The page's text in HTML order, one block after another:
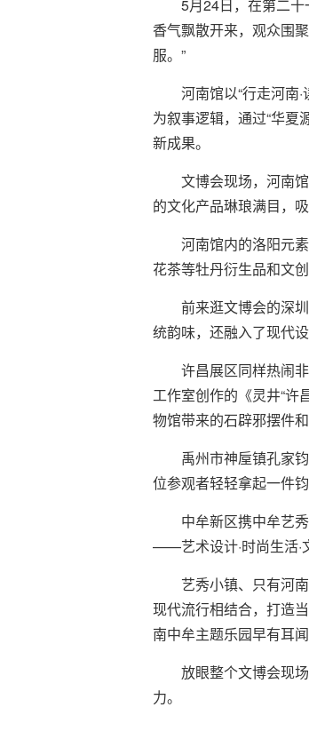
5月24日，在第二
香气飘散开来，观众围
服。”
河南馆以“行走河南
为叙事逻辑，通过“华夏
新成果。
文博会现场，河南
的文化产品琳琅满目，
河南馆内的洛阳元
花茶等牡丹衍生品和文
前来逛文博会的深
统韵味，还融入了现代
许昌展区同样热闹
工作室创作的《灵井“许
物馆带来的石辟邪摆件
禹州市神垕镇孔家
位参观者轻轻拿起一件
中牟新区携中牟艺
——艺术设计·时尚生活·
艺秀小镇、只有河
现代流行相结合，打造
南中牟主题乐园早有耳
放眼整个文博会现
力。